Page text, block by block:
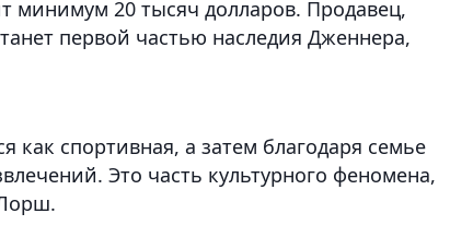
минимум 20 тысяч долларов. Продавец,
первой частью наследия Дженнера,
как спортивная, а затем благодаря семье
Это часть культурного феномена,